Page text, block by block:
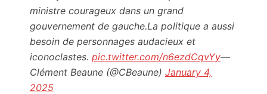
ministre courageux dans un grand
gouvernement de gauche.La politique a aussi
besoin de personnages audacieux et
iconoclastes. pic.twitter.com/n6ezdCqvYy—
Clément Beaune (@CBeaune) January 4,
2025